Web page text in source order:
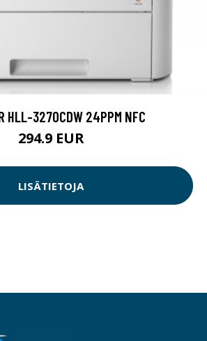
HLL-3270CDW 24PPM NFC
294.9 EUR
LISÄTIETOJA